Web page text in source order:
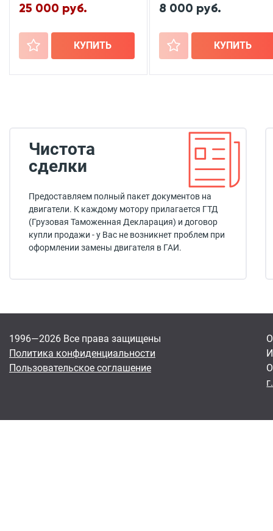
25 000 руб.
+ КУПИТЬ
8 000 руб.
+ КУПИТЬ
Чистота
сделки
Предоставляем полный пакет документов на
двигатели. К каждому мотору прилагается ГТД
(Грузовая Таможенная Декларация) и договор
купли продажи - у Вас не возникнет проблем при
оформлении замены двигателя в ГАИ.
1996—2026 Все права защищены
Политика конфиденциальности
Пользовательское соглашение